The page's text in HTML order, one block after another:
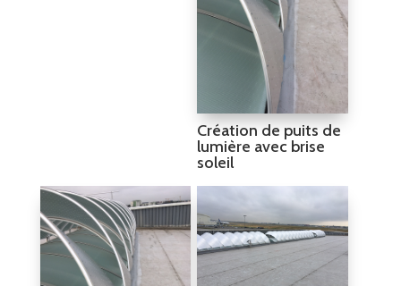
Création de puits de
lumière avec brise
soleil